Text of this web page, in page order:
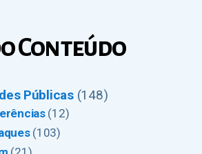
Conteúdo
Públicas(148)
(12)
(103)